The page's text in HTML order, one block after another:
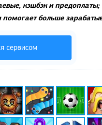
кэшбэк и предоплаты;
больше
сервисом